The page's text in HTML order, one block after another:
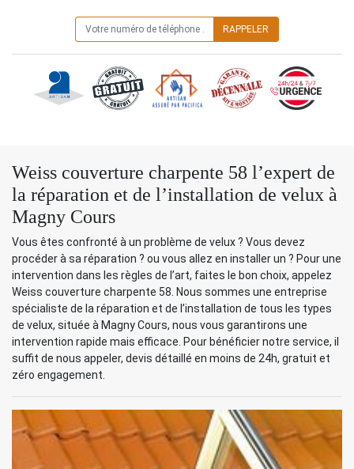
Weiss couverture charpente 58 l’expert de
la réparation et de l’installation de velux à
Magny Cours
Vous êtes confronté à un problème de velux ? Vous devez
procéder à sa réparation ? ou vous allez en installer un ? Pour une
intervention dans les règles de l’art, faites le bon choix, appelez
Weiss couverture charpente 58. Nous sommes une entreprise
spécialiste de la réparation et de l’installation de tous les types
de velux, située à Magny Cours, nous vous garantirons une
intervention rapide mais efficace. Pour bénéficier notre service, il
suffit de nous appeler, devis détaillé en moins de 24h, gratuit et
zéro engagement.